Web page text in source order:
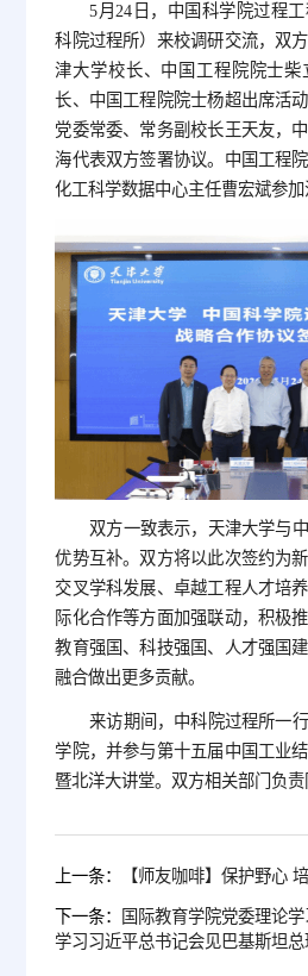
5月24日，中国科学院过程
科院过程所）来校调研交流，双
津大学校长、中国工程院院士
长、中国工程院院士杨超出席活
党委常委、常务副校长王天友，
海代表双方签署协议。中国工程
化工科学数据中心主任曹宏斌参加
双方一致表示，天津大学与
优势互补。双方将以此次签约为
交叉学科发展、卓越工程人才培
际化合作等方面加强联动，积极
教育强国、科技强国、人才强国
融合做出更多贡献。
来访期间，中科院过程所一
学院，并参与第十五届中国工业
暨北洋大讲堂。双方相关部门负责
上一条：
【师友咖啡】保护野心
下一条： 国际教育学院党委理论
学习习近平总书记会见巴基斯坦